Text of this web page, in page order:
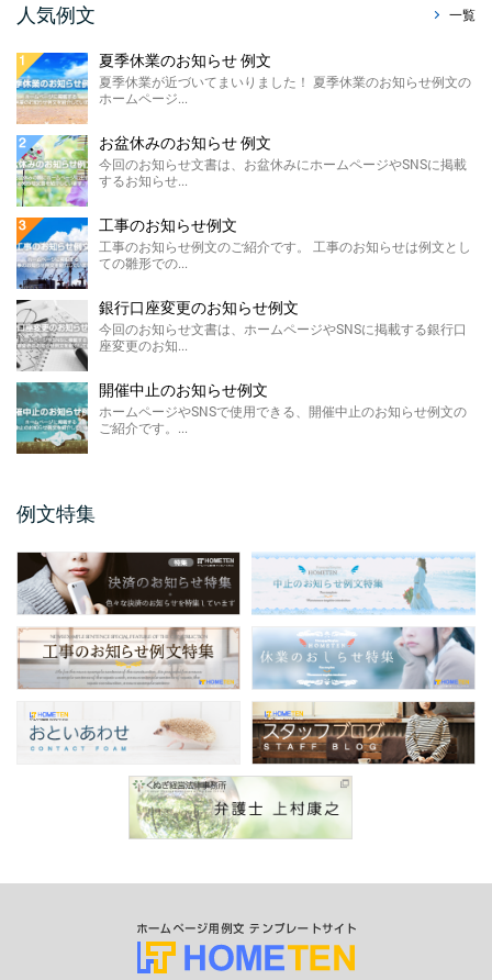
する販売休止のお知らせテンプレートのご紹
介です。 こちらに ...
ホームページやSNSに掲載する製造終了のお
知らせ例文のご紹介です。 材料の高騰や需要
の低下による製 ...
価格改定のお知らせ例文
今回のお知らせ文書は、ホームページに掲載
FAX廃止のお知らせ 例 ...
るペーパ ...
メールアドレス変更のお知 ...
保護者説明会のご案内例文のご紹介です。 保
護者説明会のご案内例文は、小学校、中学
校、高校などの学校 ...
仕様変更のお知らせ 例文
仕様変更のお知らせ例文のご紹介です。 会社
やお店、ショップと業種は問わず商品、製品
商品表示変更のお知らせ ...
商品表示変更のお知らせ例文のご紹介です。
商品や製品のパッケージや商品の印刷物、各
...
口座振替のお知らせ 例文
に掲載する口座振替のお知らせ例文のご紹介
サービス終了のお知らせ例 ...
今回のお知らせ文書は、ホームページやSNS
人気例文 一覧
夏季休業のお知らせ 例文
夏季休業が近づいてまいりました！ 夏季休業のお知らせ例文の
ホームページ...
お盆休みのお知らせ 例文
今回のお知らせ文書は、お盆休みにホームページやSNSに掲載
するお知らせ...
工事のお知らせ例文
工事のお知らせ例文のご紹介です。 工事のお知らせは例文とし
ての雛形での...
銀行口座変更のお知らせ例文
今回のお知らせ文書は、ホームページやSNSに掲載する銀行口
座変更のお知...
開催中止のお知らせ例文
ホームページやSNSで使用できる、開催中止のお知らせ例文の
ご紹介です。...
例文特集